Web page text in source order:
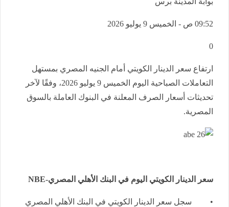
09:52 ص - الخميس 9 يوليو 2026
0
ارتفاع سعر الدينار الكويتي أمام الجنيه المصري بمستهل
التعاملات الصباحية اليوم الخميس 9 يوليو 2026، وفقًا لآخر
تحديثات أسعار الصرف المعلنة في البنوك العاملة بالسوق
المصرية.
سعر الدينار الكويتي اليوم في البنك الأهلي المصري-NBE
• سجل سعر الدينار الكويتي في البنك الأهلي المصري